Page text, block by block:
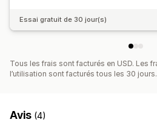
Essai gratuit de 30 jour(s)
Tous les frais sont facturés en USD. Les
l’utilisation sont facturés tous les 30 jours.
Avis (4)